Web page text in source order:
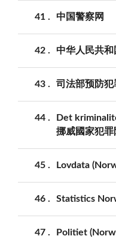
41 中国警察网
42 中华人民共和
43 司法部预防犯
44
Det
挪威國家犯
45 Lovdata
46 Statistics
47 Politiet